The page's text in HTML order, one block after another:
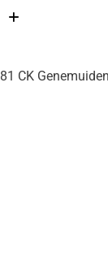
Tekst
10%
CK Genemuiden